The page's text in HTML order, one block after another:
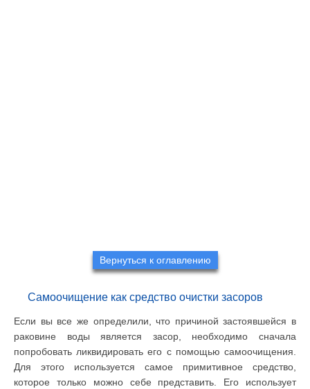
Вернуться к оглавлению
Самоочищение как средство очистки засоров
Если вы все же определили, что причиной застоявшейся в
раковине воды является засор, необходимо сначала
попробовать ликвидировать его с помощью самоочищения.
Для этого используется самое примитивное средство,
которое только можно себе представить. Его использует